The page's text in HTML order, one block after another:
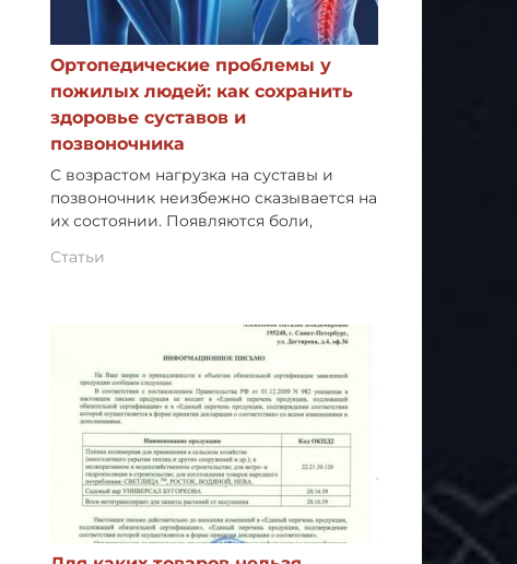
Ортопедические проблемы у
пожилых людей: как сохранить
здоровье суставов и
позвоночника
С возрастом нагрузка на суставы и
позвоночник неизбежно сказывается на
их состоянии. Появляются боли,
Статьи